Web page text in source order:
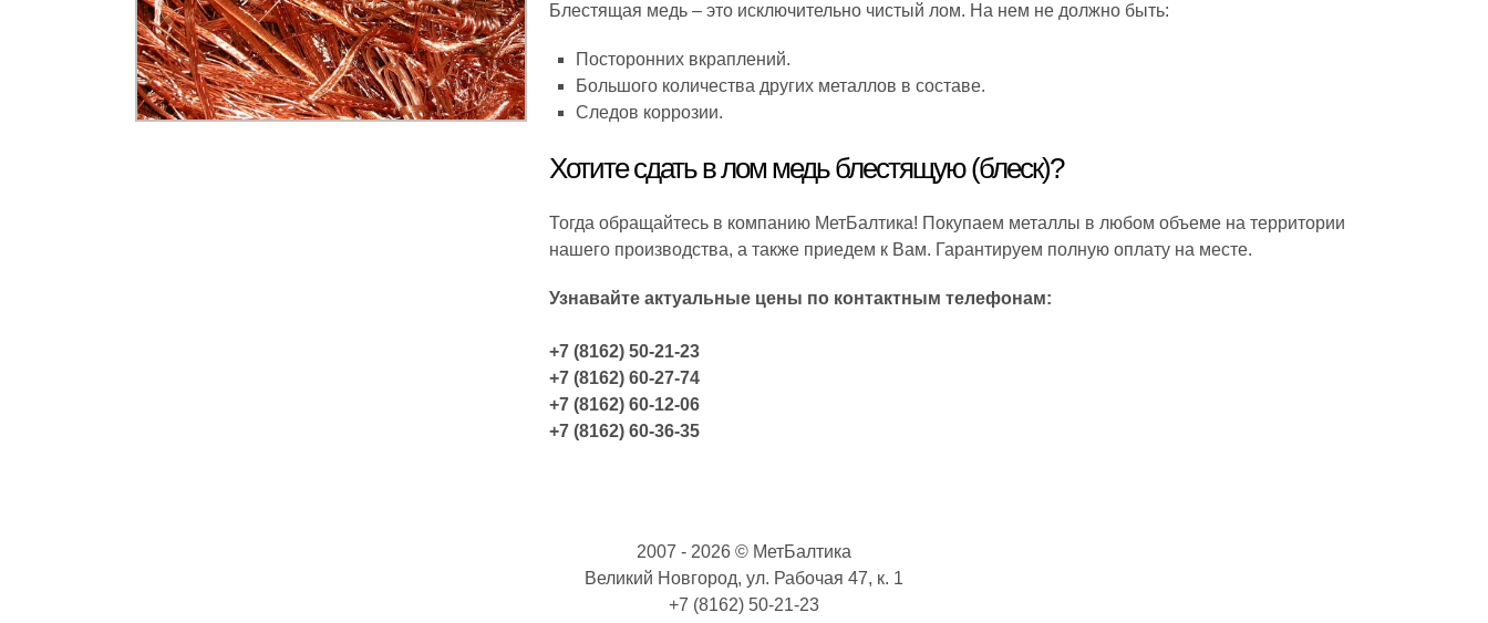
Блестящая медь – это исключительно чистый лом. На нем не должно быть:
Посторонних вкраплений.
Большого количества других металлов в составе.
Следов коррозии.
Хотите сдать в лом медь блестящую (блеск)?
Тогда обращайтесь в компанию МетБалтика! Покупаем металлы в любом объеме на территории
нашего производства, а также приедем к Вам. Гарантируем полную оплату на месте.
Узнавайте актуальные цены по контактным телефонам:
+7 (8162) 50-21-23
+7 (8162) 60-27-74
+7 (8162) 60-12-06
+7 (8162) 60-36-35
2007 - 2026 © МетБалтика
Великий Новгород, ул. Рабочая 47, к. 1
+7 (8162) 50-21-23